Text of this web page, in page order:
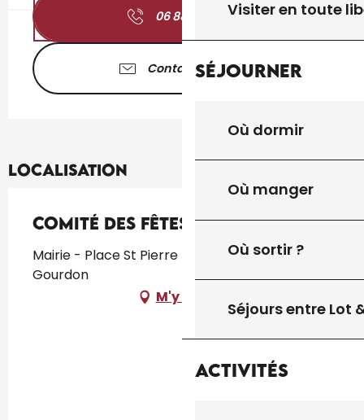
Visiter en toute
Séjourner
Où dormir
Où manger
Où sortir ?
Séjours entre Lot
Activités
06 88 15 95 ▒▒
Contactez-nous
Localisation
Comité des Fêtes de Gourdon
Mairie - Place St Pierre 46300 GOURDON,
Gourdon
M'y rendre